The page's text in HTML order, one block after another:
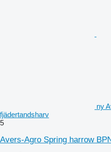
ny
fjädertandsharv
5
Avers-Agro Spring harrow